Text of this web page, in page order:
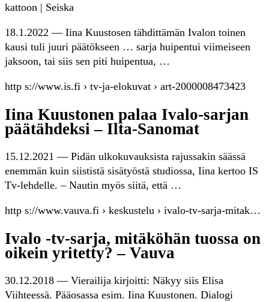
kattoon | Seiska
18.1.2022 — Iina Kuustosen tähdittämän Ivalon toinen
kausi tuli juuri päätökseen … sarja huipentui viimeiseen
jaksoon, tai siis sen piti huipentua, …
http s://www.is.fi › tv-ja-elokuvat › art-2000008473423
Iina Kuustonen palaa Ivalo-sarjan
päätähdeksi – Ilta-Sanomat
15.12.2021 — Pidän ulkokuvauksista rajussakin säässä
enemmän kuin siististä sisätyöstä studiossa, Iina kertoo IS
Tv-lehdelle. – Nautin myös siitä, että …
http s://www.vauva.fi › keskustelu › ivalo-tv-sarja-mitak…
Ivalo -tv-sarja, mitäköhän tuossa on
oikein yritetty? – Vauva
30.12.2018 — Vierailija kirjoitti: Näkyy siis Elisa
Viihteessä. Pääosassa esim. Iina Kuustonen. Dialogi